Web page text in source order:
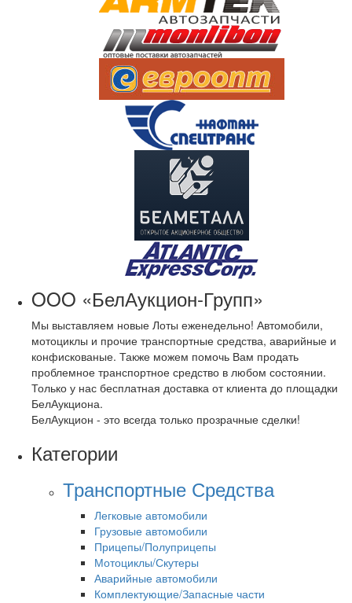
OOO «БелАукцион-Групп»
Мы выставляем новые Лоты еженедельно! Автомобили,
мотоциклы и прочие транспортные средства, аварийные и
конфискованые. Также можем помочь Вам продать
проблемное транспортное средство в любом состоянии.
Только у нас бесплатная доставка от клиента до площадки
БелАукциона.
БелАукцион - это всегда только прозрачные сделки!
Категории
Транспортные Средства
Легковые автомобили
Грузовые автомобили
Прицепы/Полуприцепы
Мотоциклы/Скутеры
Аварийные автомобили
Комплектующие/Запасные части